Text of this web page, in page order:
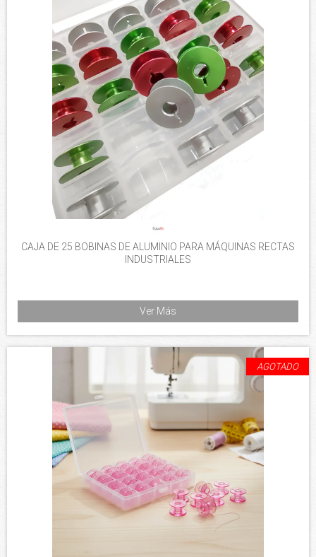
CAJA DE 25 BOBINAS DE ALUMINIO PARA MÁQUINAS RECTAS
INDUSTRIALES
Ver Más
AGOTADO